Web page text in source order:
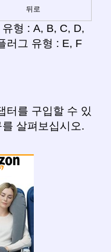
뒤로
형 : A, B, C, D,
러그 유형 : E, F
터를 구입할 수 있
살펴보십시오.